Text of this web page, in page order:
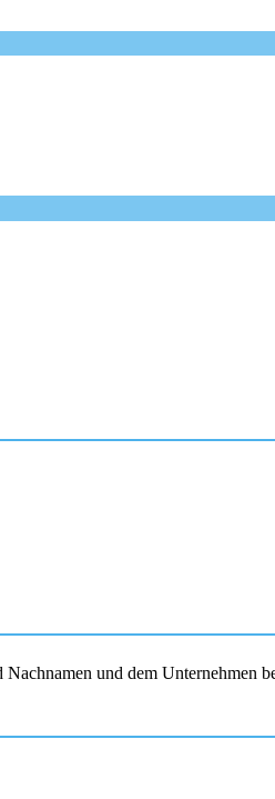
und dem Unternehmen